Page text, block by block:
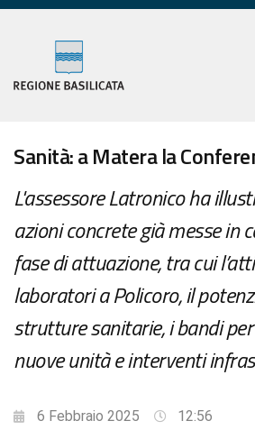
Sanità: a Matera la
L'assessore Latronico ha
azioni concrete già messe in
fase di attuazione, tra cui
laboratori a Policoro, il
strutture sanitarie, i bandi
nuove unità e interventi
6 Febbraio 2025
12:56